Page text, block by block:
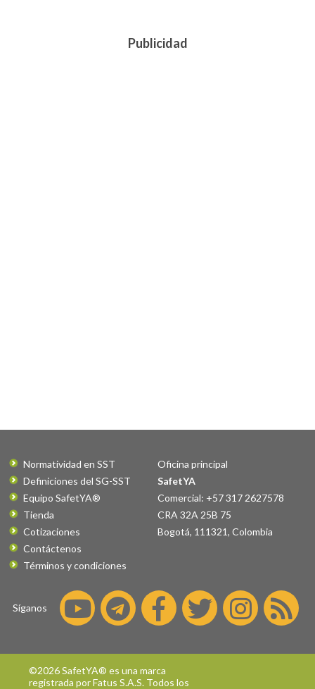
Publicidad
Normatividad en SST
Definiciones del SG-SST
Equipo SafetYA®
Tienda
Cotizaciones
Contáctenos
Términos y condiciones
Oficina principal
SafetYA
Comercial: +57 317 2627578
CRA 32A 25B 75
Bogotá, 111321, Colombia
Síganos
©2026 SafetYA® es una marca
registrada porFatus S.A.S. Todos los